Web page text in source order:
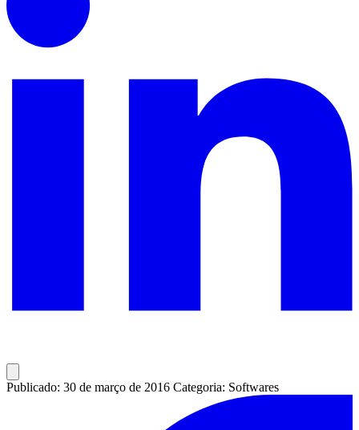
Publicado: 30 de março de 2016 Categoria: Softwares